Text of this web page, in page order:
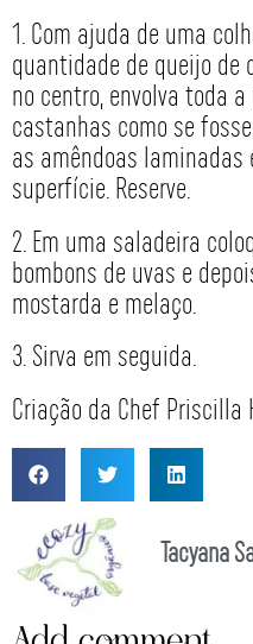
1. Com ajuda de uma
quantidade de queijo de
no centro, envolva toda
castanhas como se
as amêndoas laminadas
superfície. Reserve.
2. Em uma saladeira
bombons de uvas e
mostarda e melaço.
3. Sirva em seguida.
Criação da Chef
Tacyana